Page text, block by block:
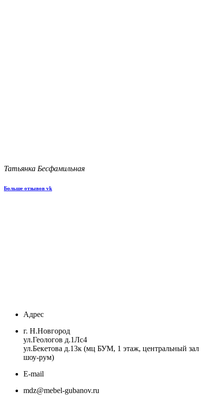
Татьянка Бесфамильная
Больше отзывов vk
Адрес
г. Н.Новгород
ул.Геологов д.1Лс4
ул.Бекетова д.13к (мц БУМ, 1 этаж, центральный зал
шоу-рум)
E-mail
mdz@mebel-gubanov.ru